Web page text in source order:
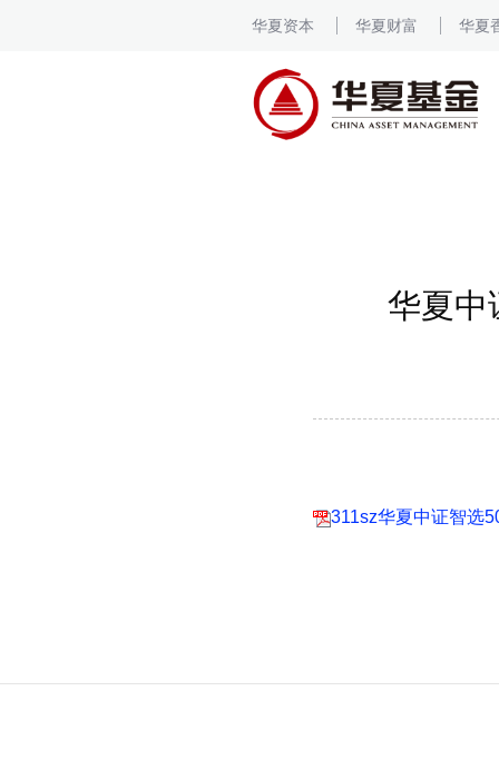
华夏资本 华夏财富 华夏
华夏中
311sz华夏中证智选